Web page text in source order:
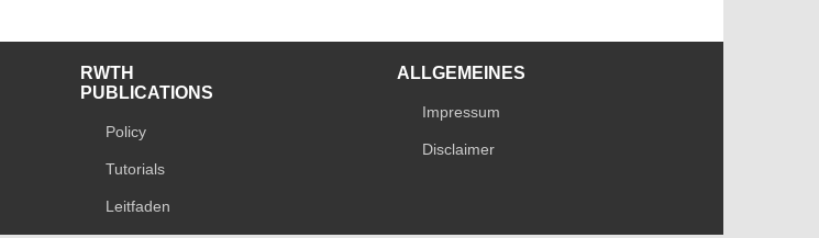
RWTH
PUBLICATIONS
Policy
Tutorials
Leitfaden
ALLGEMEINES
Impressum
Disclaimer